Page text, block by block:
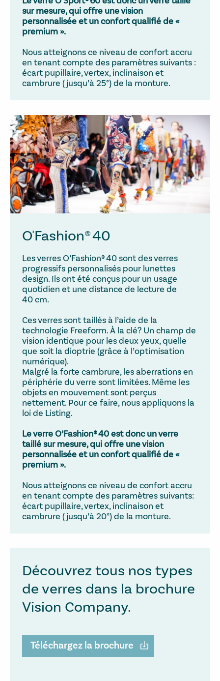
sur mesure, qui offre une vision
personnalisée et unconfort qualifié de «
premium ».
Nous atteignons ce niveau de confort accru
en tenant compte des paramètres suivants :
écart pupillaire, vertex, inclinaison et
cambrure (jusqu’à 25°) de la monture.
O'Fashion® 40
Les verres O’Fashion® 40 sont des verres
progressifs personnalisés pour lunettes
design. Ils ont été conçus pour un usage
quotidien et une distance de lecture de
40 cm.
Ces verres sont taillés à l’aide de la
technologie Freeform. À la clé? Un champ de
vision identique pour les deux yeux, quelle
que soit la dioptrie (grâce à l’optimisation
numérique).
Malgré la forte cambrure, les aberrations en
périphérie du verre sont limitées. Même les
objets en mouvement sont perçus
nettement. Pour ce faire, nous appliquons la
loi de Listing.
Le verre O’Fashion® 40 est donc un verre
taillé sur mesure, qui offre une vision
personnalisée et unconfort qualifié de «
premium ».
Nous atteignons ce niveau de confort accru
en tenant compte des paramètres suivants:
écart pupillaire, vertex, inclinaison et
cambrure (jusqu’à 20°) de la monture.
Découvrez tous nos types
de verres dans la brochure
Vision Company.
Téléchargez la brochure